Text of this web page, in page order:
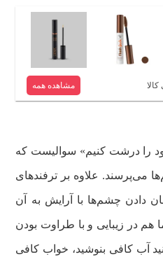
مشاهده همه
را درشت کنیم» سوالیست که
می‌پرسند. علاوه بر ترفندهای
دادن چشم‌ها با آرایش به آن
هم در زیبایی و با طراوت بودن
آب کافی بنوشید، خواب کافی